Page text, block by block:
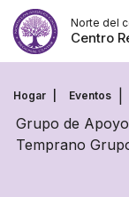
Saltar
contenido
Norte del
Centro
Hogar Eventos
Grupo de
Temprano